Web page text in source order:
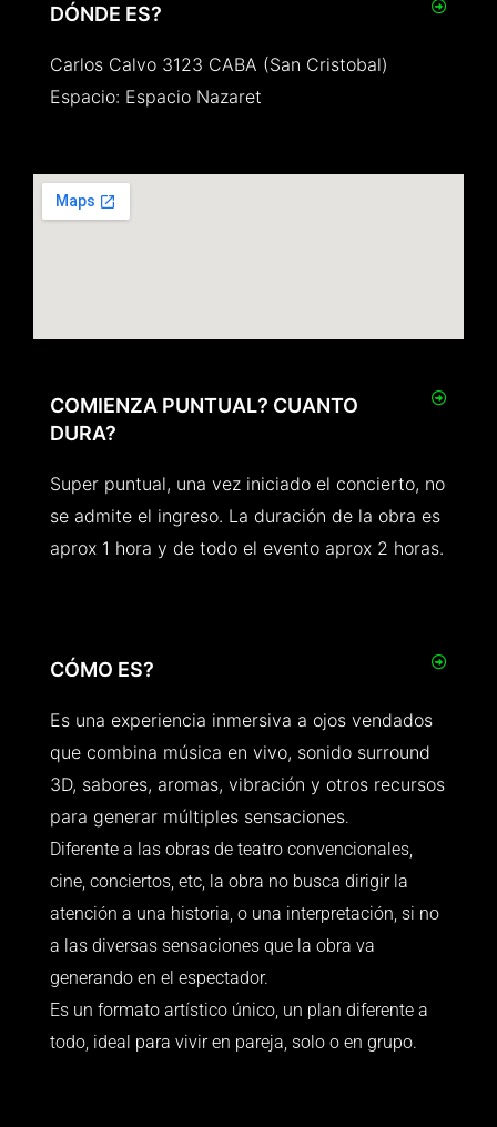
DÓNDE ES?
Carlos Calvo 3123 CABA (San Cristobal)
Espacio: Espacio Nazaret
COMIENZA PUNTUAL? CUANTO
DURA?
Super puntual, una vez iniciado el concierto, no
se admite el ingreso. La duración de la obra es
aprox 1 hora y de todo el evento aprox 2 horas.
CÓMO ES?
Es una experiencia inmersiva a ojos vendados
que combina música en vivo, sonido surround
3D, sabores, aromas, vibración y otros recursos
para generar múltiples sensaciones.
Diferente a las obras de teatro convencionales,
cine, conciertos, etc, la obra no busca dirigir la
atención a una historia, o una interpretación, si no
a las diversas sensaciones que la obra va
generando en el espectador.
Es un formato artístico único, un plan diferente a
todo, ideal para vivir en pareja, solo o en grupo.